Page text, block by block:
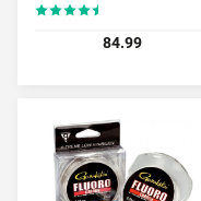
84.99